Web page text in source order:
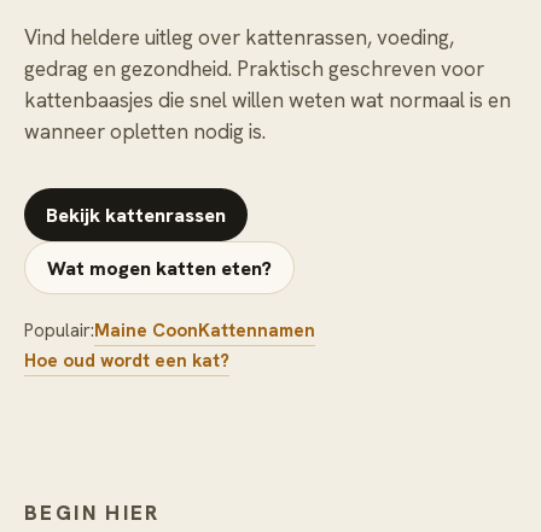
Vind heldere uitleg over kattenrassen, voeding,
gedrag en gezondheid. Praktisch geschreven voor
kattenbaasjes die snel willen weten wat normaal is en
wanneer opletten nodig is.
Bekijk kattenrassen
Wat mogen katten eten?
Populair:Maine CoonKattennamen
Hoe oud wordt een kat?
BEGIN HIER